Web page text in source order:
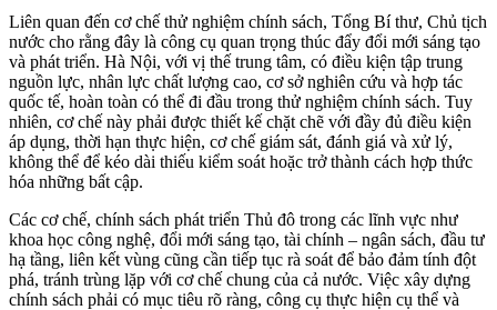
Liên quan đến cơ chế thử nghiệm chính sách, Tổng Bí thư, Chủ tịch
nước cho rằng đây là công cụ quan trọng thúc đẩy đổi mới sáng tạo
và phát triển. Hà Nội, với vị thế trung tâm, có điều kiện tập trung
nguồn lực, nhân lực chất lượng cao, cơ sở nghiên cứu và hợp tác
quốc tế, hoàn toàn có thể đi đầu trong thử nghiệm chính sách. Tuy
nhiên, cơ chế này phải được thiết kế chặt chẽ với đầy đủ điều kiện
áp dụng, thời hạn thực hiện, cơ chế giám sát, đánh giá và xử lý,
không thể để kéo dài thiếu kiểm soát hoặc trở thành cách hợp thức
hóa những bất cập.
Các cơ chế, chính sách phát triển Thủ đô trong các lĩnh vực như
khoa học công nghệ, đổi mới sáng tạo, tài chính – ngân sách, đầu tư
hạ tầng, liên kết vùng cũng cần tiếp tục rà soát để bảo đảm tính đột
phá, tránh trùng lặp với cơ chế chung của cả nước. Việc xây dựng
chính sách phải có mục tiêu rõ ràng, công cụ thực hiện cụ thể và